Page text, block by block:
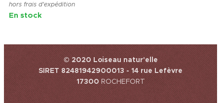
hors frais d'expédition
En stock
© 2020 Loiseau natur'elle
SIRET 82481942900013 - 14 rue Lefèvre
17300ROCHEFORT